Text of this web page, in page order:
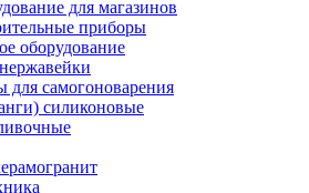
для магазинов
приборы
оборудование
для самогоноварения
силиконовые